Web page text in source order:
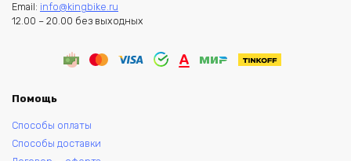
Email: info@kingbike.ru
12.00 – 20.00 без выходных
Помощь
Способы оплаты
Способы доставки